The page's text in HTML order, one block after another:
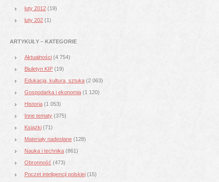
luty 2012 (19)
luty 202 (1)
ARTYKUŁY – KATEGORIE
Aktualności (4 754)
Biuletyn KIP (19)
Edukacja, kultura, sztuka (2 063)
Gospodarka i ekonomia (1 120)
Historia (1 053)
Inne tematy (375)
Książki (71)
Materiały nadesłane (128)
Nauka i technika (861)
Obronność (473)
Poczet inteligencji polskiej (15)